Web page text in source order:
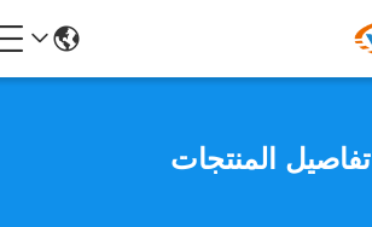
تفاصيل المنتجات